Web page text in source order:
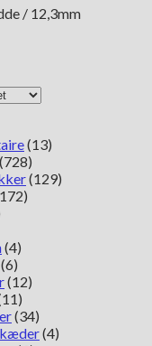
/ 12,3mm
(13)
(728)
(129)
(4)
(6)
(12)
(34)
(4)